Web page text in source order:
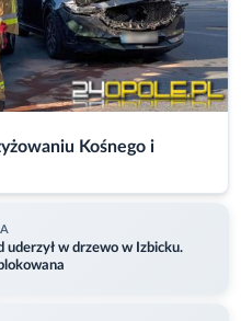
Kośnego i
uderzył w drzewo w Izbicku.